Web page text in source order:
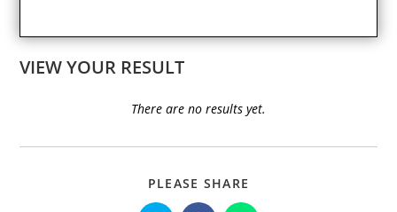
VIEW YOUR RESULT
There are no results yet.
PLEASE SHARE
THIS